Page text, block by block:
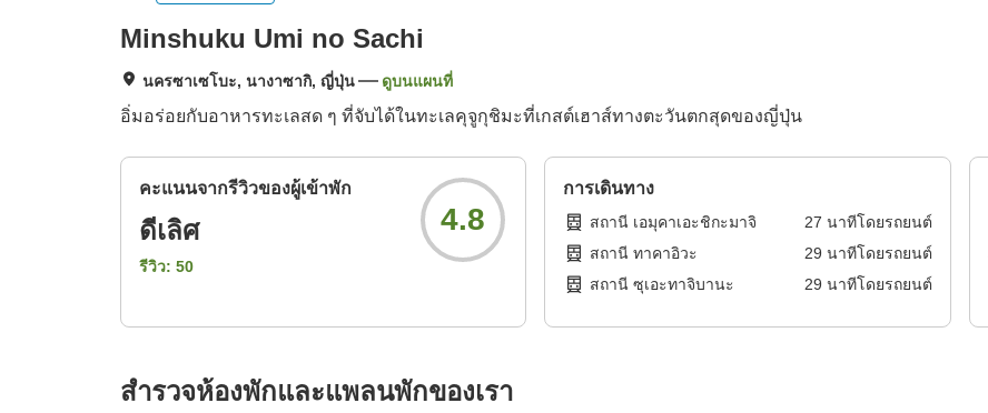
Minshuku Umi no Sachi
นครซาเซโบะ, นางาซากิ, ญี่ปุ่น ดูบนแผนที่
อิ่มอร่อยกับอาหารทะเลสด ๆ ที่จับได้ในทะเลคุจูกุชิมะที่เกสต์เฮาส์ทางตะวันตกสุดของญี่ปุ่น
คะแนนจากรีวิวของผู้เข้าพัก
ดีเลิศ
รีวิว: 50
4.8
การเดินทาง
สถานี เอมุคาเอะชิกะมาจิ 27 นาทีโดยรถยนต์
สถานี ทาคาอิวะ
29 นาทีโดยรถยนต์
สถานี ซุเอะทาจิบานะ
29 นาทีโดยรถยนต์
สำรวจห้องพักและแพลนพักของเรา